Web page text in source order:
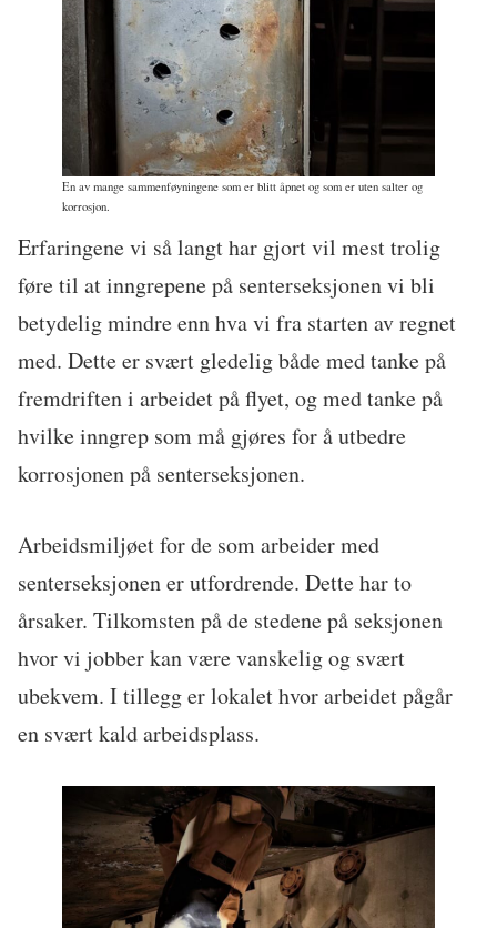
En av mange sammenføyningene som er blitt åpnet og som er uten salter og
korrosjon.
Erfaringene vi så langt har gjort vil mest trolig
føre til at inngrepene på senterseksjonen vi bli
betydelig mindre enn hva vi fra starten av regnet
med. Dette er svært gledelig både med tanke på
fremdriften i arbeidet på flyet, og med tanke på
hvilke inngrep som må gjøres for å utbedre
korrosjonen på senterseksjonen.
Arbeidsmiljøet for de som arbeider med
senterseksjonen er utfordrende. Dette har to
årsaker. Tilkomsten på de stedene på seksjonen
hvor vi jobber kan være vanskelig og svært
ubekvem. I tillegg er lokalet hvor arbeidet pågår
en svært kald arbeidsplass.